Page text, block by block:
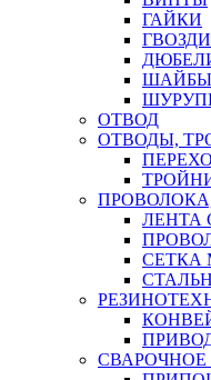
ГАЙКИ
ГВОЗДИ
ШАЙБЫ
ОТВОД
ОТВОДЫ,
ЛЕНТА
СЕТКА
СВАРОЧНОЕ